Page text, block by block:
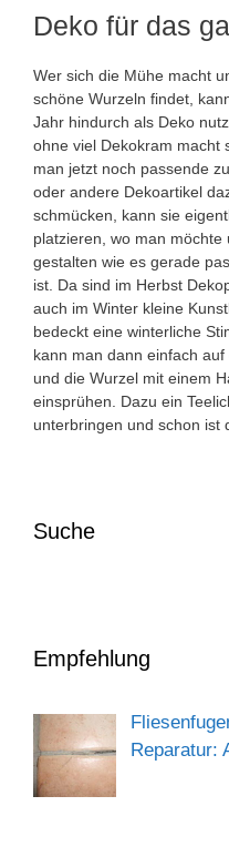
Deko für das
Wer sich die Mühe macht
schöne Wurzeln findet,
Jahr hindurch als Deko
ohne viel Dekokram macht
man jetzt noch passende
oder andere Dekoartikel
schmücken, kann sie
platzieren, wo man
gestalten wie es gerade
ist. Da sind im Herbst
auch im Winter kleine
bedeckt eine winterliche
kann man dann einfach
und die Wurzel mit einem
einsprühen. Dazu ein
unterbringen und schon ist
Suche
Empfehlung
Reparatur: